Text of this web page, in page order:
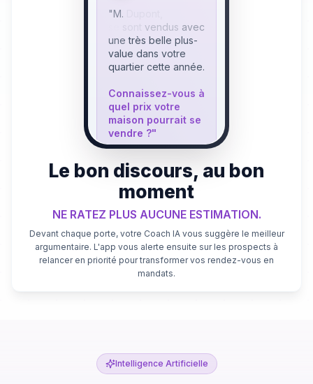
"M.
vendus avec
une très belle
votre
quartier cette année.
Connaissez-vous à
quel prix votre
maison pourrait se
vendre ?"
Le bon discours, au bon
moment
NE RATEZ PLUS AUCUNE ESTIMATION.
Devant chaque porte, votre Coach IA vous suggère le meilleur
argumentaire. L'app vous alerte ensuite sur les prospects à
relancer en priorité pour transformer vos rendez-vous en
mandats.
Intelligence Artificielle